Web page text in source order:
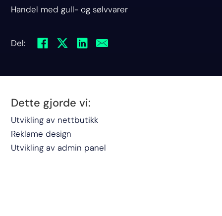
Handel med gull- og sølvvarer
Del:
Dette gjorde vi:
Utvikling av nettbutikk
Reklame design
Utvikling av admin panel